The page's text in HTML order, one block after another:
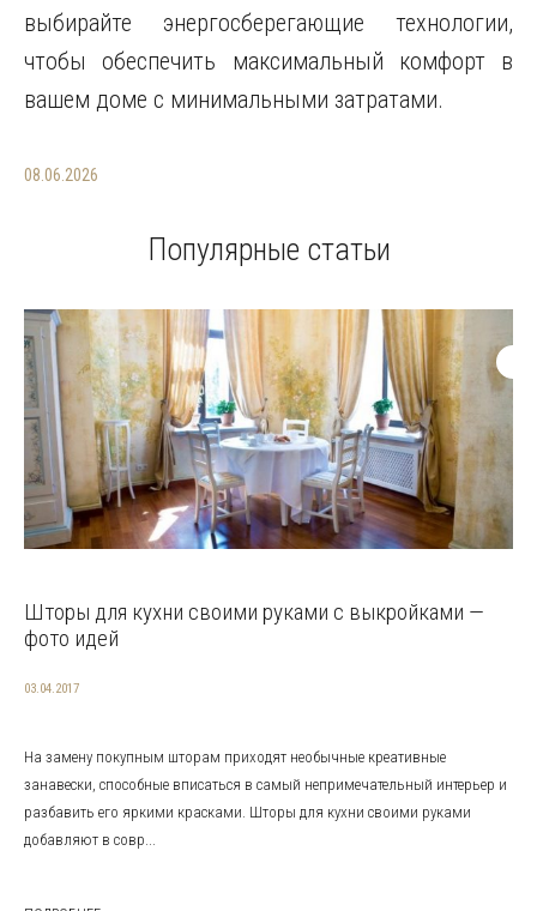
выбирайте энергосберегающие технологии,
чтобы обеспечить максимальный комфорт в
вашем доме с минимальными затратами.
08.06.2026
Популярные статьи
Шторы для кухни своими руками с выкройками —
фото идей
03.04.2017
На замену покупным шторам приходят необычные креативные
занавески, способные вписаться в самый непримечательный интерьер и
разбавить его яркими красками. Шторы для кухни своими руками
добавляют в совр...